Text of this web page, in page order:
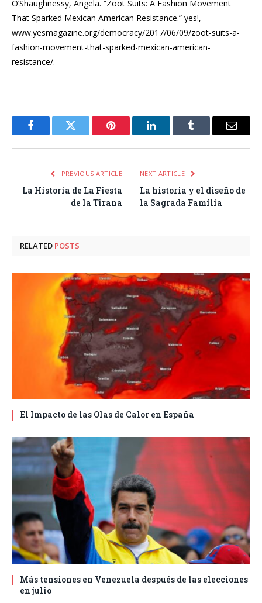
O’Shaughnessy, Angela. “Zoot Suits: A Fashion Movement
That Sparked Mexican American Resistance.” yes!,
www.yesmagazine.org/democracy/2017/06/09/zoot-suits-a-
fashion-movement-that-sparked-mexican-american-
resistance/.
FacebookTwitter Pinterest LinkedInTumblr Email
PREVIOUS ARTICLE
La Historia de La Fiesta
de la Tirana
NEXT ARTICLE
La historia y el diseño de
la Sagrada Família
RELATED POSTS
El Impacto de las Olas de Calor en España
Más tensiones en Venezuela después de las elecciones
en julio